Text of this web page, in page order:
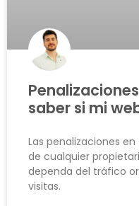
saber si mi
Las penalizaciones
de cualquier
dependa del tráfico
visitas.